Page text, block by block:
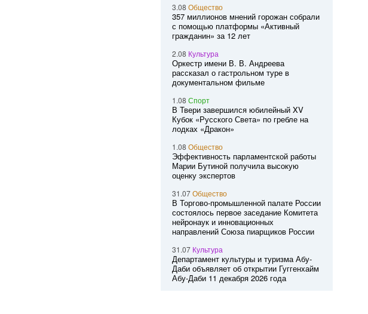
3.08 Общество
357 миллионов мнений горожан собрали
с помощью платформы «Активный
гражданин» за 12 лет
2.08 Культура
Оркестр имени В. В. Андреева
рассказал о гастрольном туре в
документальном фильме
1.08 Спорт
В Твери завершился юбилейный XV
Кубок «Русского Света» по гребле на
лодках «Дракон»
1.08 Общество
Эффективность парламентской работы
Марии Бутиной получила высокую
оценку экспертов
31.07Общество
В Торгово-промышленной палате России
состоялось первое заседание Комитета
нейронаук и инновационных
направлений Союза пиарщиков России
31.07 Культура
Департамент культуры и туризма Абу-
Даби объявляет об открытии Гуггенхайм
Абу-Даби 11 декабря 2026 года